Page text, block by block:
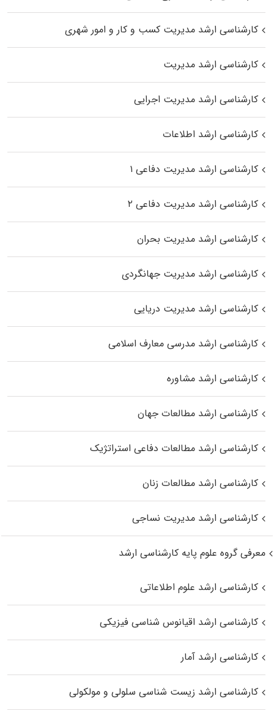
کارشناسی ارشد مدیریت کسب و کار و امور شهری
کارشناسی ارشد مدیریت
کارشناسی ارشد مدیریت اجرایی
کارشناسی ارشد اطلاعات
کارشناسی ارشد مدیریت دفاعی ۱
کارشناسی ارشد مدیریت دفاعی ۲
کارشناسی ارشد مدیریت بحران
کارشناسی ارشد مدیریت جهانگردی
کارشناسی ارشد مدیریت دریایی
کارشناسی ارشد مدرسی معارف اسلامی
کارشناسی ارشد مشاوره
کارشناسی ارشد مطالعات جهان
کارشناسی ارشد مطالعات دفاعی استراتژیک
کارشناسی ارشد مطالعات زنان
کارشناسی ارشد مدیریت نساجی
معرفی گروه علوم پایه کارشناسی ارشد
کارشناسی ارشد علوم اطلاعاتی
کارشناسی ارشد اقیانوس‌ شناسی فیزیکی
کارشناسی ارشد آمار
کارشناسی ارشد زیست شناسی سلولی و مولکولی